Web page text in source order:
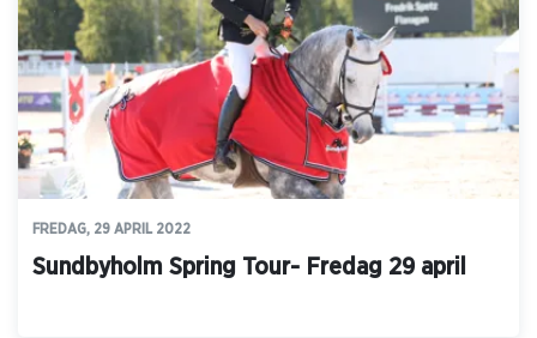
FREDAG, 29 APRIL 2022
Sundbyholm Spring Tour- Fredag 29 april